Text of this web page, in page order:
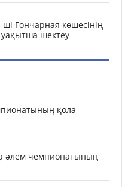
Гончарная көшесінің
уақытша шектеу
қола
әлем чемпионатының